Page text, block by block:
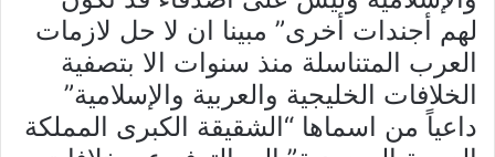
لهم أجندات أخرى” مبينا ان لا حل لازمات
العرب المتناسلة منذ سنوات الا بتصفية
الخلافات الخليجية والعربية والإسلامية”
داعياً من اسماها “الشقيقة الكبرى المملكة